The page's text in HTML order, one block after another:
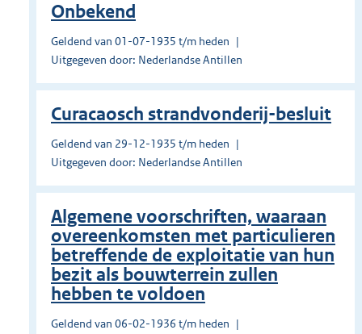
Onbekend
Geldend van 01-07-1935 t/m heden
Uitgegeven door: Nederlandse Antillen
Curacaosch strandvonderij-besluit
Geldend van 29-12-1935 t/m heden
Uitgegeven door: Nederlandse Antillen
Algemene voorschriften, waaraan
overeenkomsten met particulieren
betreffende de exploitatie van hun
bezit als bouwterrein zullen
hebben te voldoen
Geldend van 06-02-1936 t/m heden